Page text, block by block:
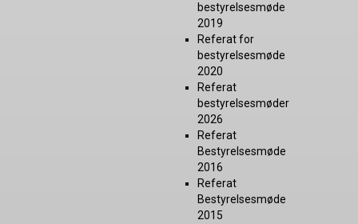
bestyrelsesmøde
2019
Referat for
bestyrelsesmøde
2020
Referat
bestyrelsesmøder
2026
Referat
Bestyrelsesmøde
2016
Referat
Bestyrelsesmøde
2015